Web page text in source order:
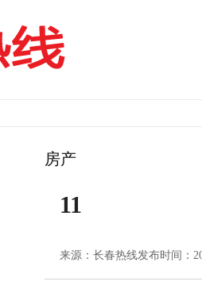
房产
11
来源：长春热线发布时间：